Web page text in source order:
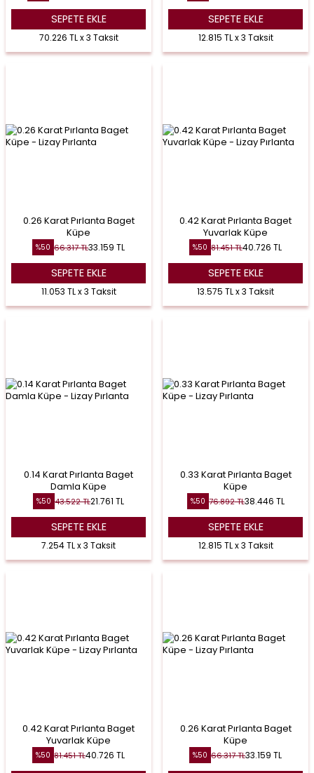
SEPETE EKLE
70.226 TL x 3 Taksit
SEPETE EKLE
12.815 TL x 3 Taksit
0.26 Karat Pırlanta Baget
Küpe
%50 66.317TL33.159 TL
SEPETE EKLE
11.053 TL x 3 Taksit
0.42 Karat Pırlanta Baget
Yuvarlak Küpe
%50 81.451TL40.726 TL
SEPETE EKLE
13.575 TL x 3 Taksit
0.14 Karat Pırlanta Baget
Damla Küpe
%50 43.522TL21.761 TL
SEPETE EKLE
7.254 TL x 3 Taksit
0.33 Karat Pırlanta Baget
Küpe
%50 76.892TL38.446 TL
SEPETE EKLE
12.815 TL x 3 Taksit
0.42 Karat Pırlanta Baget
Yuvarlak Küpe
%50 81.451TL40.726 TL
0.26 Karat Pırlanta Baget
Küpe
%50 66.317TL33.159 TL